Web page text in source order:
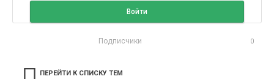
Войти
Подписчики 0
ПЕРЕЙТИ К СПИСКУ ТЕМ